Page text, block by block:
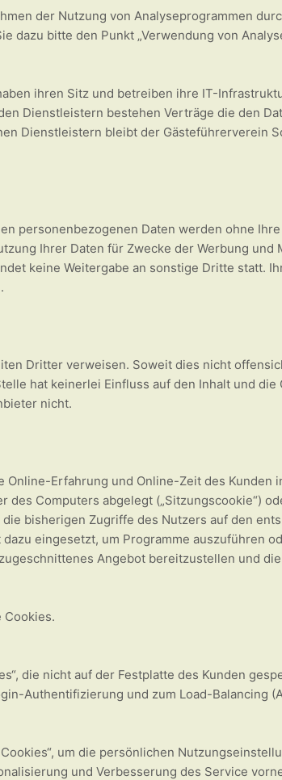
der Nutzung von Analyseprogrammen
dazu bitte den Punkt „Verwendung von
ihren Sitz und betreiben ihre IT-
Dienstleistern bestehen Verträge die den
Dienstleistern bleibt der Gästeführerverein
personenbezogenen Daten werden ohne
Ihrer Daten für Zwecke der Werbung
keine Weitergabe an sonstige Dritte statt.
Dritter verweisen. Soweit dies nicht
hat keinerlei Einfluss auf den Inhalt und
nicht.
Erfahrung und Online-Zeit des
Computers abgelegt („Sitzungscookie“)
bisherigen Zugriffe des Nutzers auf den
eingesetzt, um Programme auszuführen
Angebot bereitzustellen und
die nicht auf der Festplatte des Kunden
Authentifizierung und zum Load-Balancing
um die persönlichen
und Verbesserung des Service